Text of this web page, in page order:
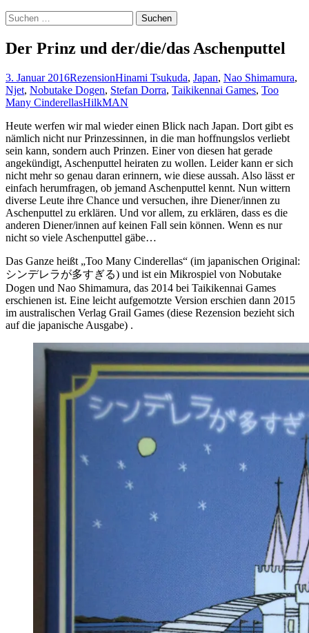
Suchen
nach:
Der Prinz und der/die/das Aschenputtel
3. Januar 2016RezensionHinami Tsukuda, Japan, Nao Shimamura,
Njet, Nobutake Dogen, Stefan Dorra, Taikikennai Games, Too
Many CinderellasHilkMAN
Heute werfen wir mal wieder einen Blick nach Japan. Dort gibt es
nämlich nicht nur Prinzessinnen, in die man hoffnungslos verliebt
sein kann, sondern auch Prinzen. Einer von diesen hat gerade
angekündigt, Aschenputtel heiraten zu wollen. Leider kann er sich
nicht mehr so genau daran erinnern, wie diese aussah. Also lässt er
einfach herumfragen, ob jemand Aschenputtel kennt. Nun wittern
diverse Leute ihre Chance und versuchen, ihre Diener/innen zu
Aschenputtel zu erklären. Und vor allem, zu erklären, dass es die
anderen Diener/innen auf keinen Fall sein können. Wenn es nur
nicht so viele Aschenputtel gäbe…
Das Ganze heißt „Too Many Cinderellas“ (im japanischen Original:
シンデレラが多すぎる) und ist ein Mikrospiel von Nobutake
Dogen und Nao Shimamura, das 2014 bei Taikikennai Games
erschienen ist. Eine leicht aufgemotzte Version erschien dann 2015
im australischen Verlag Grail Games (diese Rezension bezieht sich
auf die japanische Ausgabe) .